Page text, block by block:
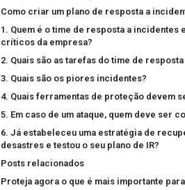
Como criar um plano de resposta a
1. Quem é o time de resposta a incidentes
críticos da empresa?
2. Quais são as tarefas do time de
3. Quais são os piores incidentes?
4. Quais ferramentas de proteção devem
5. Em caso de um ataque, quem deve ser
6. Já estabeleceu uma estratégia de
desastres e testou o seu plano de IR?
Posts relacionados
Proteja agora o que é mais importante